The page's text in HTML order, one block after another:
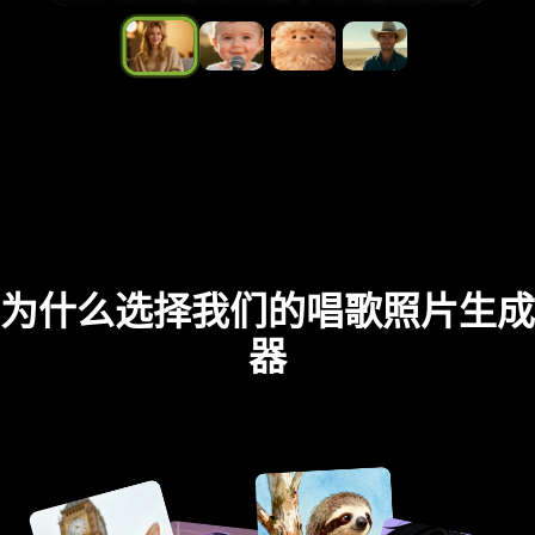
为什么选择我们的唱歌照片生成
器